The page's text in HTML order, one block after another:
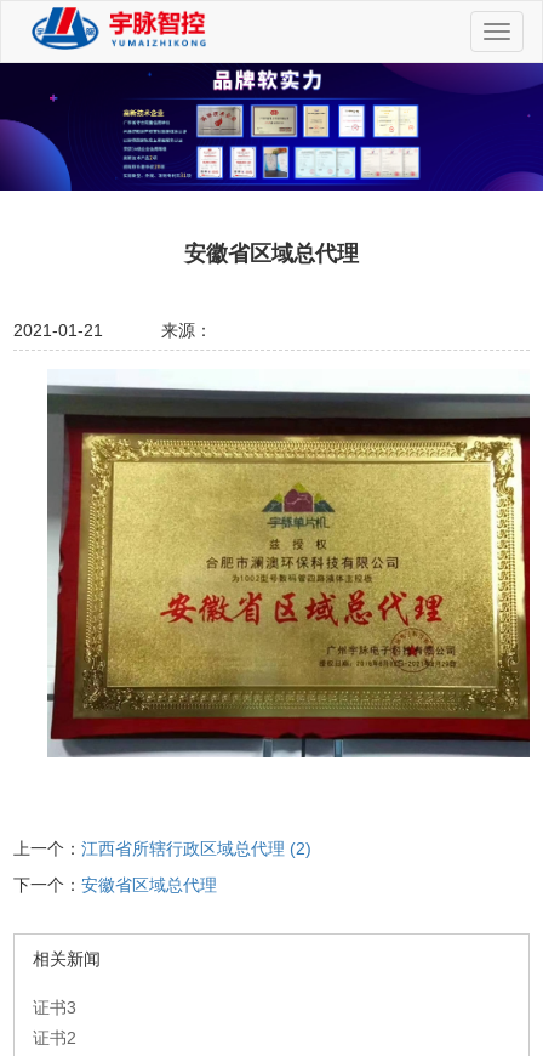
切
换
安徽省区域总代理
2021-01-21 来源：
上一个：江西省所辖行政区域总代理 (2)
下一个：安徽省区域总代理
相关新闻
证书3
证书2